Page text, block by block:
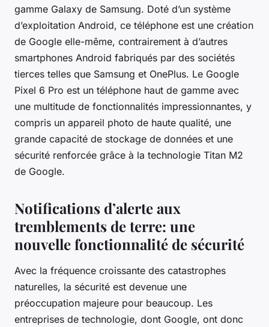
gamme Galaxy de Samsung. Doté d’un système
d’exploitation Android, ce téléphone est une création
de Google elle-même, contrairement à d’autres
smartphones Android fabriqués par des sociétés
tierces telles que Samsung et OnePlus. Le Google
Pixel 6 Pro est un téléphone haut de gamme avec
une multitude de fonctionnalités impressionnantes, y
compris un appareil photo de haute qualité, une
grande capacité de stockage de données et une
sécurité renforcée grâce à la technologie Titan M2
de Google.
Notifications d’alerte aux
tremblements de terre: une
nouvelle fonctionnalité de sécurité
Avec la fréquence croissante des catastrophes
naturelles, la sécurité est devenue une
préoccupation majeure pour beaucoup. Les
entreprises de technologie, dont Google, ont donc